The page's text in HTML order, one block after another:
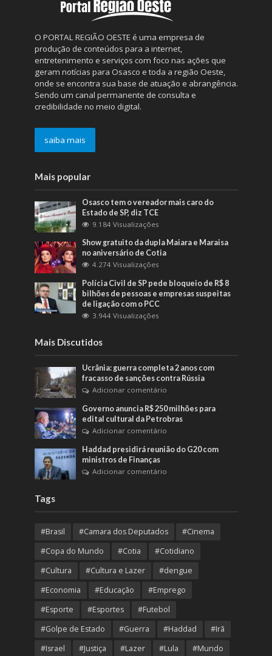
O PORTAL REGIÃO OESTE é uma empresa de
produção de conteúdos para a internet,
entretenimento e serviços com foco nas ações que
geram notícias para Osasco e toda a região Oeste,
onde se encontra sua base de atuação e abrangência.
Sendo um canal permanente de consulta e
credibilidade no meio digital.
saiba mais
Mais popular
Osasco tem o vereador mais caro do
Estado de SP, diz TCE
9.184 Visualizações
Show gratuito da dupla Maiara e Maraisa
no aniversário de Cotia
4.274 Visualizações
Polícia Civil de SP pede bloqueio de R$ 8
bilhões de pessoas e empresas suspeitas
de ligação com o PCC
3.944 Visualizações
Mais Discutidos
Ucrânia: guerra completa 2 anos com
fracasso de sanções contra Rússia
Adicionar comentário
Governo anuncia R$ 250 milhões para
edital cultural da Petrobras
Adicionar comentário
Haddad presidirá reunião do G20 com
ministros de Finanças
Adicionar comentário
Tags
#Brasil #Camara dos Deputados
#Cinema
#Copa do Mundo
#Cotia
#Cotidiano
#Cultura
#Cultura e Lazer
#dengue
#Economia
#Educação
#Emprego
#Esporte
#Esportes
#Futebol
#Golpe de Estado
#Guerra #Haddad
#Irã
#Israel
#Justiça #Lazer #Lula #Mundo